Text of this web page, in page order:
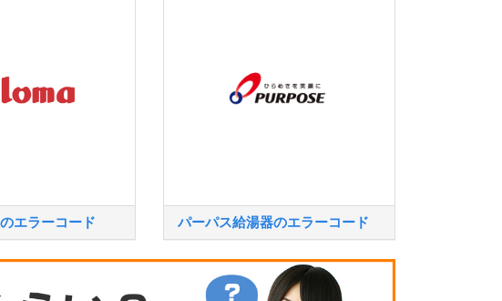
エラーコード パーパス給湯器のエラーコード